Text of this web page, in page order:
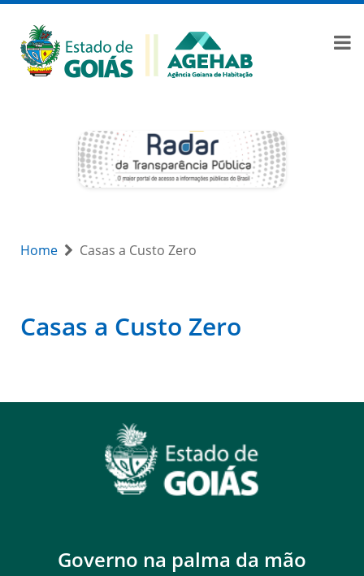
Home Casas a Custo Zero
Casas a Custo Zero
Governo na palma da mão